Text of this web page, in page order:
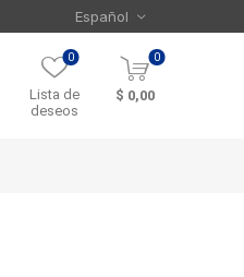
Lista de
deseos
0 0
$ 0,00